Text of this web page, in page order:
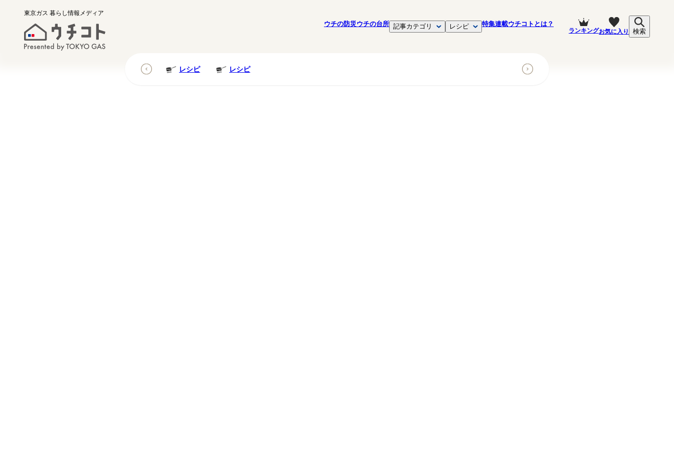
東京ガス 暮らし情報メディア
ウチの防災ウチの台所 記事カテゴリ レシピ 特集連載ウチコトとは？
ランキングお気に入り 検索
レシピ レシピ レシピ